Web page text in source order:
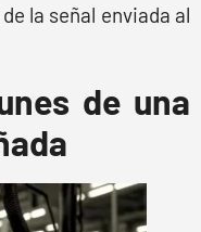
la señal enviada al
de una